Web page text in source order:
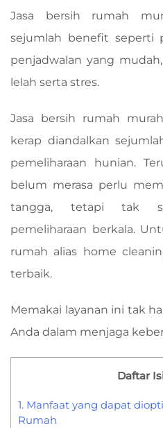
Jasa bersih rumah
sejumlah benefit seperti
penjadwalan yang
lelah serta stres.
Jasa bersih rumah
kerap diandalkan
pemeliharaan hunian.
belum merasa perlu
tangga, tetapi tak
pemeliharaan berkala.
rumah alias home
terbaik.
Memakai layanan ini tak
Anda dalam menjaga
Daftar
1. Manfaat yang dapat
Rumah